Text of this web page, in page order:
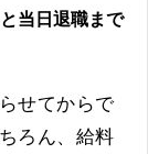
当日退職まで
せてからで
ろん、給料